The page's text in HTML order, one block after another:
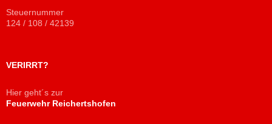
Steuernummer
124 / 108 / 42139
VERIRRT?
Hier geht´s zur
Feuerwehr Reichertshofen